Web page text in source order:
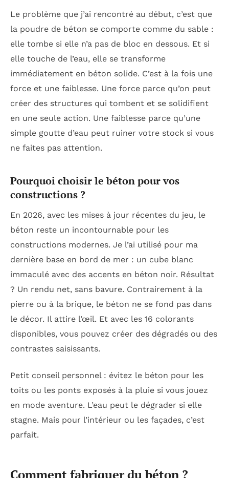
Le problème que j’ai rencontré au début, c’est que
la poudre de béton se comporte comme du sable :
elle tombe si elle n’a pas de bloc en dessous. Et si
elle touche de l’eau, elle se transforme
immédiatement en béton solide. C’est à la fois une
force et une faiblesse. Une force parce qu’on peut
créer des structures qui tombent et se solidifient
en une seule action. Une faiblesse parce qu’une
simple goutte d’eau peut ruiner votre stock si vous
ne faites pas attention.
Pourquoi choisir le béton pour vos
constructions ?
En 2026, avec les mises à jour récentes du jeu, le
béton reste un incontournable pour les
constructions modernes. Je l’ai utilisé pour ma
dernière base en bord de mer : un cube blanc
immaculé avec des accents en béton noir. Résultat
? Un rendu net, sans bavure. Contrairement à la
pierre ou à la brique, le béton ne se fond pas dans
le décor. Il attire l’œil. Et avec les 16 colorants
disponibles, vous pouvez créer des dégradés ou des
contrastes saisissants.
Petit conseil personnel : évitez le béton pour les
toits ou les ponts exposés à la pluie si vous jouez
en mode aventure. L’eau peut le dégrader si elle
stagne. Mais pour l’intérieur ou les façades, c’est
parfait.
Comment fabriquer du béton ?